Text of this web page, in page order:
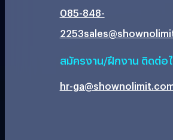
085-848-
2253
สมัครงาน/ฝึกงาน ติดต่อ
hr-